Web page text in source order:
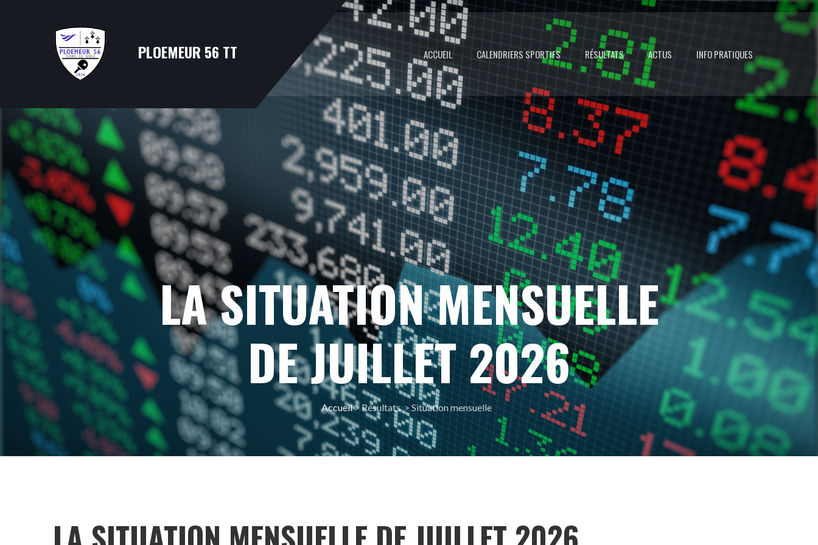
PLOEMEUR 56 TT ACCUEIL CALENDRIERS SPORTIFS RÉSULTATS ACTUS INFO PRATIQUES
LA SITUATION MENSUELLE
DE JUILLET 2026
Accueil> Résultats > Situation mensuelle